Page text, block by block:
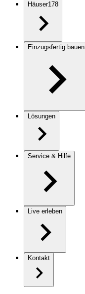
Häuser178
Einzugsfertig bauen
Lösungen
Service & Hilfe
Live erleben
Kontakt